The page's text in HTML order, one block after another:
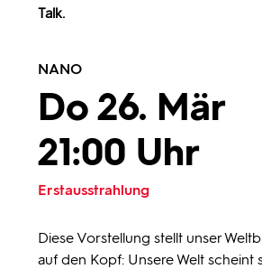
Talk.
NANO
Do 26. Mär
21:00 Uhr
Erstausstrahlung
Diese Vorstellung stellt unser
auf den Kopf: Unsere Welt scheint